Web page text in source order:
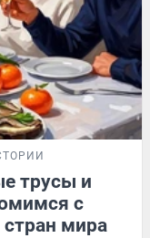
трусы и
с
мира